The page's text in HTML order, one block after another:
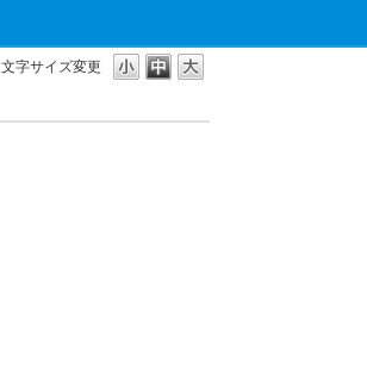
文字サイズ変更